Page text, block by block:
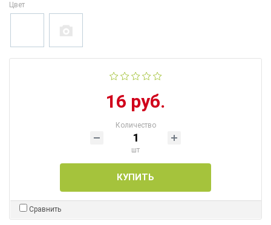
Цвет
16 руб.
Количество
шт
КУПИТЬ
Сравнить